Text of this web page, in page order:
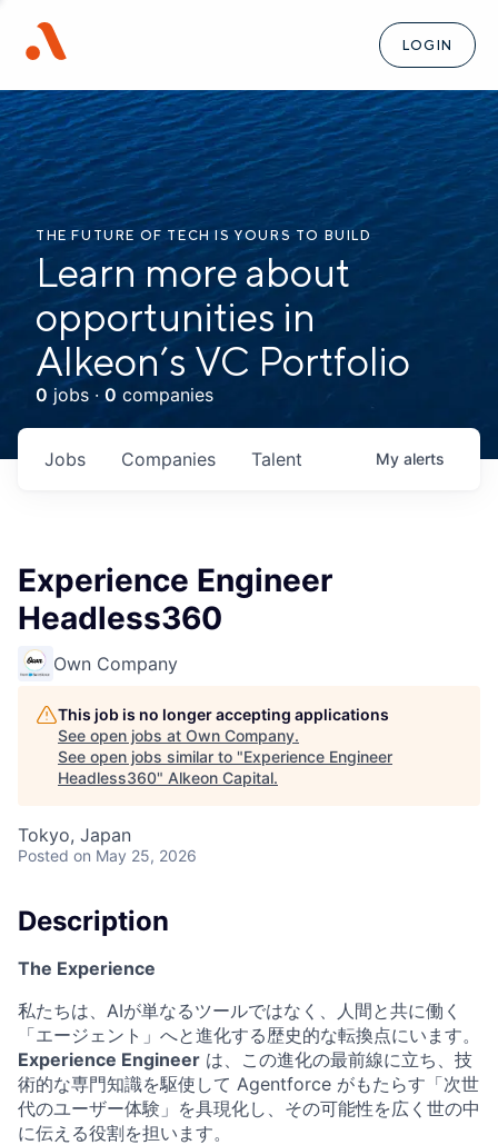
LOGIN
THE FUTURE OF TECH IS YOURS TO BUILD
Learn more about
opportunities in
Alkeon’s VC Portfolio
0 jobs · 0 companies
Jobs Companies Talent My alerts
Experience Engineer
Headless360
Own Company
This job is no longer accepting applications
See open jobs at Own Company.
See open jobs similar to "Experience Engineer
Headless360" Alkeon Capital.
Tokyo, Japan
Posted on May 25, 2026
Description
The Experience
私たちは、AIが単なるツールではなく、人間と共に働く
「エージェント」へと進化する歴史的な転換点にいます。
Experience Engineer は、この進化の最前線に立ち、技
術的な専門知識を駆使して Agentforce がもたらす「次世
代のユーザー体験」を具現化し、その可能性を広く世の中
に伝える役割を担います。